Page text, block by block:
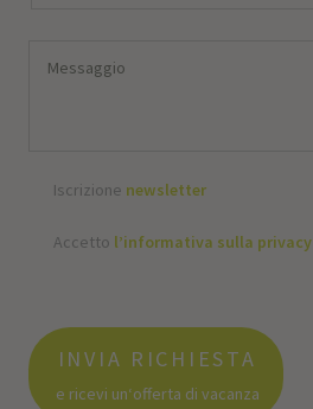
Iscrizione newsletter
Accetto l’informativa sulla privacy
INVIA RICHIESTA
e ricevi un‘offerta di vacanza